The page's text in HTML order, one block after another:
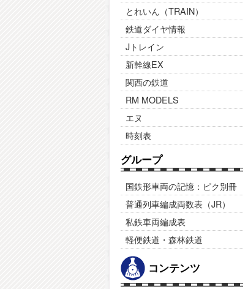
とれいん（TRAIN）
鉄道ダイヤ情報
Jトレイン
新幹線EX
関西の鉄道
RM MODELS
エヌ
時刻表
グループ
国鉄形車両の記憶：ピク別冊
普通列車編成両数表（JR）
私鉄車両編成表
軽便鉄道・森林鉄道
コンテンツ